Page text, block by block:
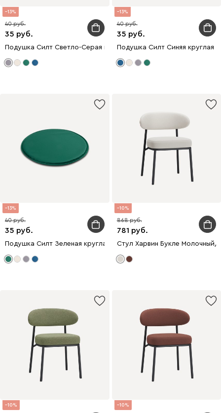
13
35
40
Подушка Силт Светло-Серая круглая
13
35
40
Подушка Силт Синяя круглая
13
35
40
Подушка Силт Зеленая круглая
10
781
868
Стул Харвин Букле Молочный/
10 10